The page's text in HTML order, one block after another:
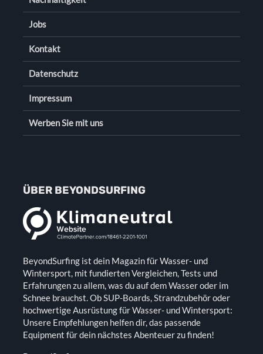
Jobs
Kontakt
Datenschutz
Impressum
Werben Sie mit uns
ÜBER BEYONDSURFING
BeyondSurfing ist dein Magazin für Wasser- und
Wintersport, mit fundierten Vergleichen, Tests und
Erfahrungen zu allem, was du auf dem Wasser oder im
Schnee brauchst. Ob SUP-Boards, Strandzubehör oder
hochwertige Ausrüstung für Wasser- und Wintersport:
Unsere Empfehlungen helfen dir, das passende
Equipment für dein nächstes Abenteuer zu finden!